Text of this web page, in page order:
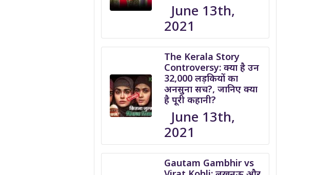
June 13th,
2021
The Kerala Story
Controversy: क्या है उन
32,000 लड़कियों का
अनसुना सच?, जानिए क्या
है पूरी कहानी?
June 13th,
2021
Gautam Gambhir vs